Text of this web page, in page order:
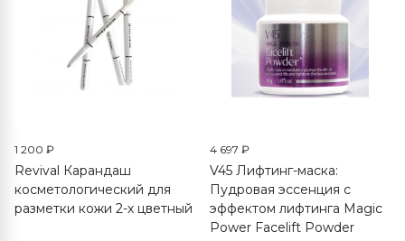
1 200 ₽
Revival Карандаш
косметологический для
разметки кожи 2-х цветный
4 697 ₽
V45 Лифтинг-маска:
Пудровая эссенция с
эффектом лифтинга Magic
Power Facelift Powder